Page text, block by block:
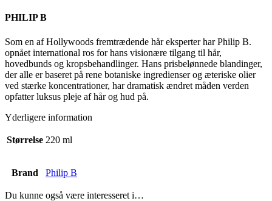
PHILIP B
Som en af Hollywoods fremtrædende hår eksperter har Philip B.
opnået international ros for hans visionære tilgang til hår,
hovedbunds og kropsbehandlinger. Hans prisbelønnede blandinger,
der alle er baseret på rene botaniske ingredienser og æteriske olier
ved stærke koncentrationer, har dramatisk ændret måden verden
opfatter luksus pleje af hår og hud på.
Yderligere information
Størrelse 220 ml
Brand Philip B
Du kunne også være interesseret i…